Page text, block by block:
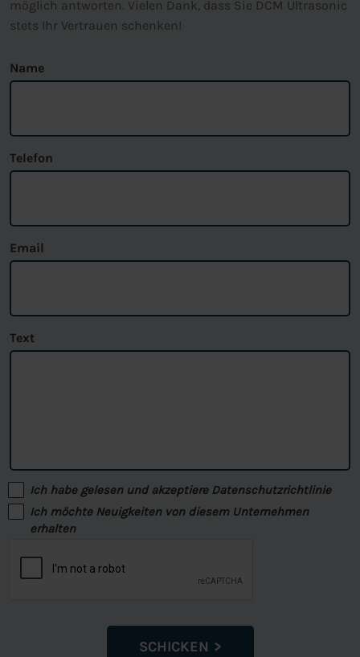
möglich antworten. Vielen Dank, dass Sie DCM Ultrasonic
stets Ihr Vertrauen schenken!
Name
Telefon
Email
Text
Ich habe gelesen und akzeptiere Datenschutzrichtlinie
Ich möchte Neuigkeiten von diesem Unternehmen
erhalten
SCHICKEN